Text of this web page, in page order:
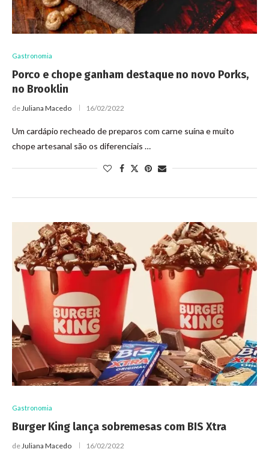
Gastronomia
Porco e chope ganham destaque no novo Porks,
no Brooklin
deJuliana Macedo 16/02/2022
Um cardápio recheado de preparos com carne suína e muito
chope artesanal são os diferenciais …
Gastronomia
Burger King lança sobremesas com BIS Xtra
deJuliana Macedo 16/02/2022